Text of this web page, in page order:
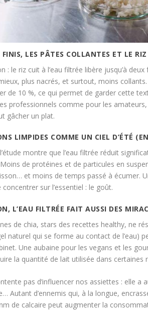
FINIS, LES PÂTES COLLANTES ET LE
: le riz cuit à l’eau filtrée libère jusqu’à
plus nacrés, et surtout, moins
de 10 %, ce qui permet de garder cette
professionnels comme pour les
gâcher un plat.
LIMPIDES COMME UN CIEL D’ÉTÉ
montre que l’eau filtrée réduit
de protéines et de particules en
et moins de temps passé à écumer.
sur l’essentiel : le goût.
L’EAU FILTRÉE FAIT AUSSI DES
de chia, stars des recettes healthy, ne
naturel qui se forme au contact de l’eau)
Une aubaine pour les vegans et les
la quantité de lait utilisée dans certaines
pas d’influencer nos assiettes : elle a
Autant d’ennemis qui, à la longue,
de calcaire peut augmenter la